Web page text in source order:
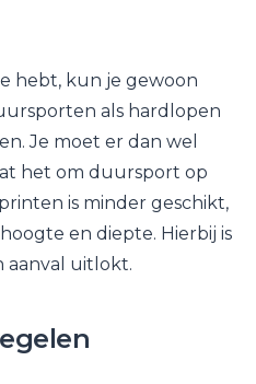
hebt, kun je gewoon
als hardlopen
Je moet er dan wel
het om duursport op
is minder geschikt,
en diepte. Hierbij is
aanval uitlokt.